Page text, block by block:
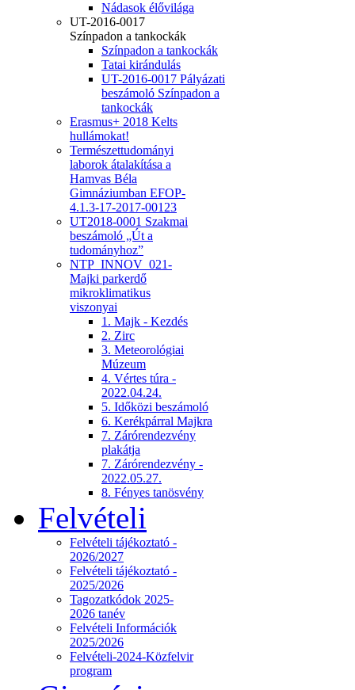
Nádasok élővilága
UT-2016-0017
Színpadon a tankockák
Színpadon a tankockák
Tatai kirándulás
UT-2016-0017 Pályázati
beszámoló Színpadon a
tankockák
Erasmus+ 2018 Kelts
hullámokat!
Természettudományi
laborok átalakítása a
Hamvas Béla
Gimnáziumban EFOP-
4.1.3-17-2017-00123
UT2018-0001 Szakmai
beszámoló „Út a
tudományhoz”
NTP_INNOV_021-
Majki parkerdő
mikroklimatikus
viszonyai
1. Majk - Kezdés
2. Zirc
3. Meteorológiai
Múzeum
4. Vértes túra -
2022.04.24.
5. Időközi beszámoló
6. Kerékpárral Majkra
7. Zárórendezvény
plakátja
7. Zárórendezvény -
2022.05.27.
8. Fényes tanösvény
Felvételi
Felvételi tájékoztató -
2026/2027
Felvételi tájékoztató -
2025/2026
Tagozatkódok 2025-
2026 tanév
Felvételi Információk
2025/2026
Felvételi-2024-Közfelvir
program